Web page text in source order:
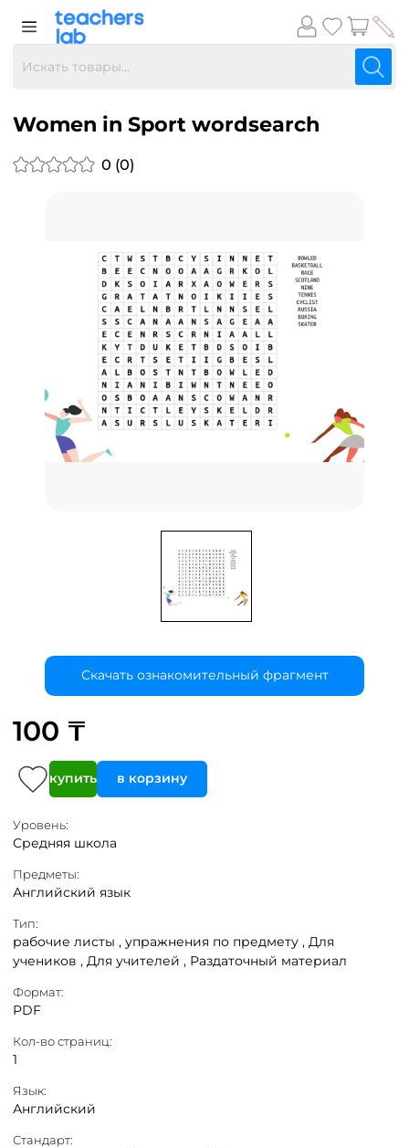
Women in Sport wordsearch
0 (0)
Скачать ознакомительный фрагмент
100 ₸
купить в корзину
Уровень:
Средняя школа
Предметы:
Английский язык
Тип:
рабочие листы , упражнения по предмету , Для
учеников , Для учителей , Раздаточный материал
Формат:
PDF
Кол-во страниц:
1
Язык:
Английский
Стандарт: